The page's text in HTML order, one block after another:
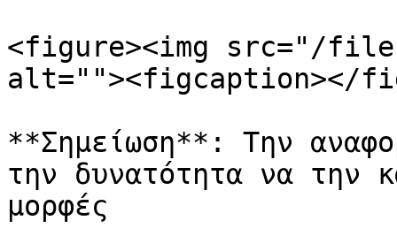
<figure><img src="/
alt=""><figcaption></
**Σημείωση**: Την
την δυνατότητα να την
μορφές